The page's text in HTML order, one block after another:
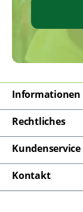
Informationen
Rechtliches
Kundenservice
Kontakt